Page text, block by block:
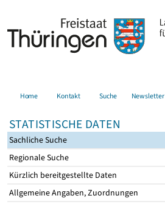
Home Kontakt Suche Newsletter
STATISTISCHE DATEN
Sachliche Suche
Regionale Suche
Kürzlich bereitgestellte Daten
Allgemeine Angaben, Zuordnungen